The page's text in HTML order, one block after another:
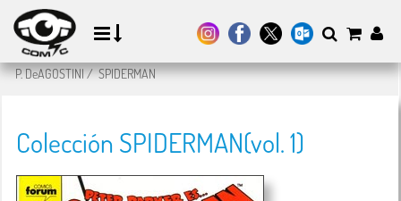
P. DeAGOSTINI/SPIDERMAN
Colección SPIDERMAN(vol. 1)